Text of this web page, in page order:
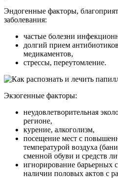
Эндогенные факторы,
заболевания:
частые болезни
долгий прием
медикаментов,
стрессы, переутомление.
Экзогенные факторы:
неудовлетворительная
регионе,
курение, алкоголизм,
посещение мест с
температурой воздуха
сменной обуви и средств
игнорирование барьерных
наличии половых актов с